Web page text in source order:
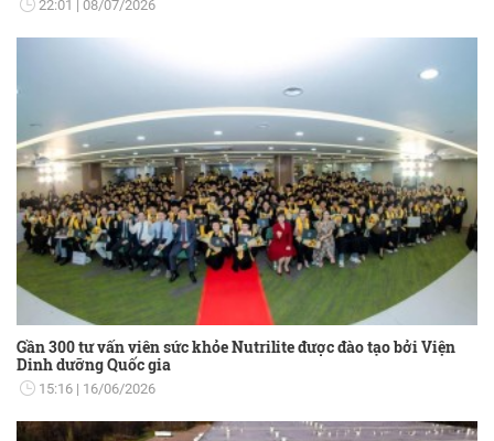
22:01 08/07/2026
Gần 300 tư vấn viên sức khỏe Nutrilite được đào tạo bởi Viện
Dinh dưỡng Quốc gia
15:16 16/06/2026